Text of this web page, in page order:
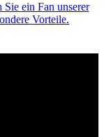
ein Fan unserer
Vorteile.